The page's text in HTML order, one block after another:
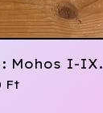
Mohos I-IX.
Ft